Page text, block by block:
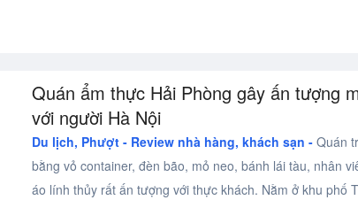
Quán ẩm thực Hải Phòng gây ấn tượng
với người Hà Nội
Du lịch, Phượt - Review nhà hàng, khách sạn - Quán
bằng vỏ container, đèn bão, mỏ neo, bánh lái tàu, nhân
áo lính thủy rất ấn tượng với thực khách. Nằm ở khu phố